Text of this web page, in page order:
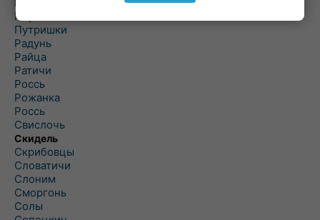
Порозово
Путришки
Радунь
Райца
Ратичи
Роcсь
Рожанка
Россь
Свислочь
Скидель
Скрибовцы
Словатичи
Слоним
Сморгонь
Солы